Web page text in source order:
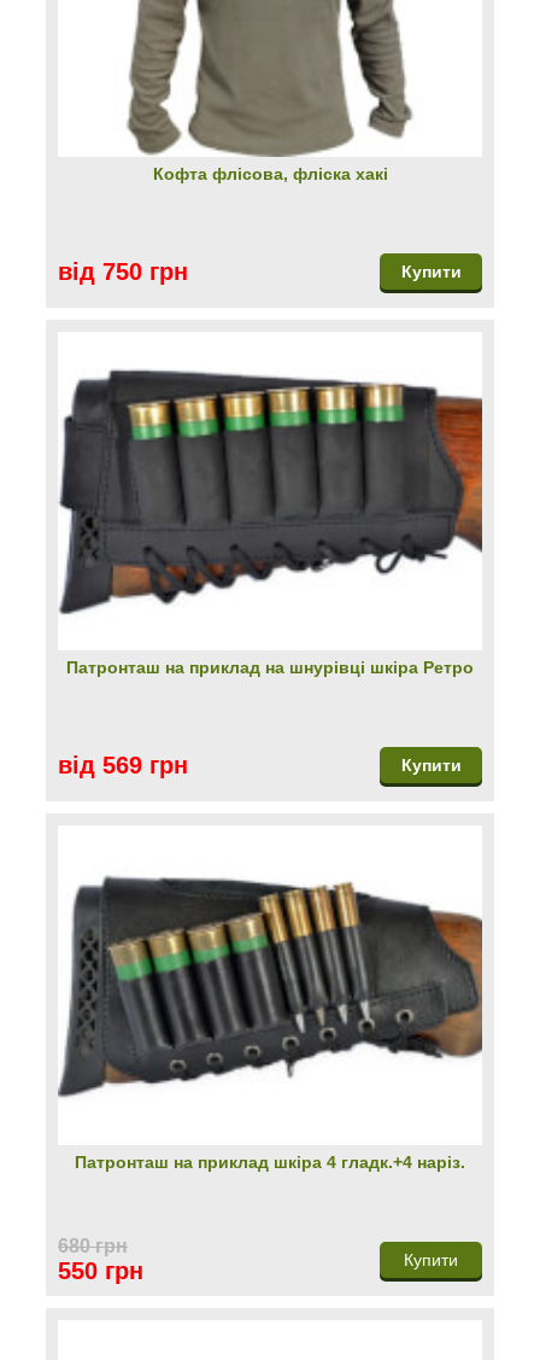
Кофта флісова, фліска хакі
від 750 грн Купити
Патронташ на приклад на шнурівці шкіра Ретро
від 569 грн Купити
Патронташ на приклад шкіра 4 гладк.+4 наріз.
680 грн
550 грн Купити